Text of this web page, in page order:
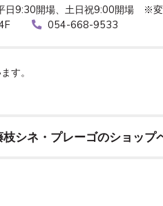
日9:30開場、土日祝9:00開場 ※変
054-668-9533
す。
枝シネ・プレーゴのショップ